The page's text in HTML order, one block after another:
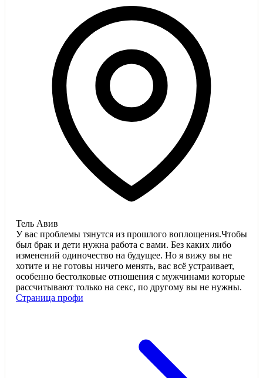
Тель Авив
У вас проблемы тянутся из прошлого воплощения.Чтобы
был брак и дети нужна работа с вами. Без каких либо
изменений одиночество на будущее. Но я вижу вы не
хотите и не готовы ничего менять, вас всё устраивает,
особенно бестолковые отношения с мужчинами которые
рассчитывают только на секс, по другому вы не нужны.
Страница профи